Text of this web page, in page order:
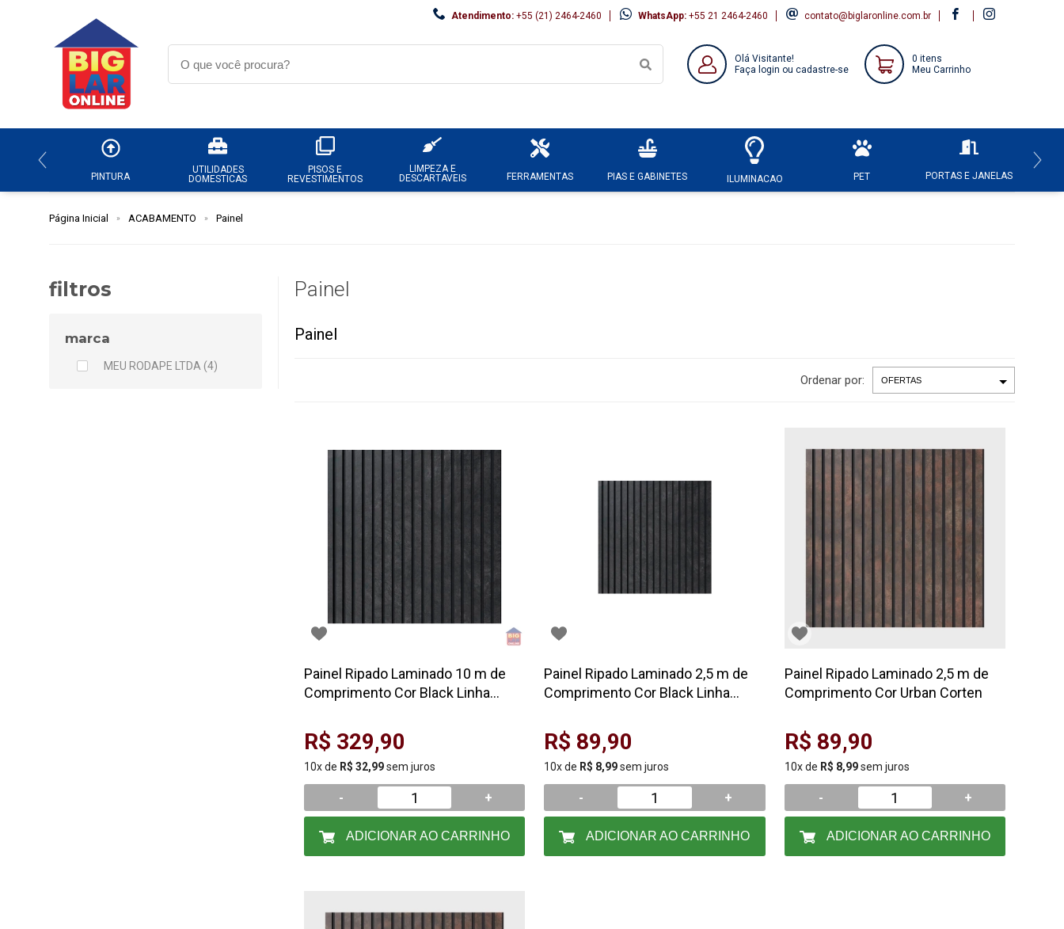
Atendimento: +55 (21) 2464-2460 WhatsApp: +55 21 2464-2460 contato@biglaronline.com.br
Olá Visitante!
Faça login ou cadastre-se
0 itens
Meu Carrinho
PINTURA
UTILIDADES
DOMESTICAS
PISOS E
REVESTIMENTOS
LIMPEZA E
DESCARTAVEIS
FERRAMENTAS PIAS E GABINETES ILUMINACAO PET PORTAS E JANELAS
Página Inicial ACABAMENTO Painel
filtros
marca
MEU RODAPE LTDA (4)
Painel
Painel
Ordenar por:
Painel Ripado Laminado 10 m de
Comprimento Cor Black Linha
R$ 329,90
10x de R$ 32,99sem juros
- +
ADICIONAR AO CARRINHO
Painel Ripado Laminado 2,5 m de
Comprimento Cor Black Linha
R$ 89,90
10x de R$ 8,99sem juros
- +
ADICIONAR AO CARRINHO
Painel Ripado Laminado 2,5 m de
Comprimento Cor Urban Corten
R$ 89,90
10x de R$ 8,99sem juros
- +
ADICIONAR AO CARRINHO